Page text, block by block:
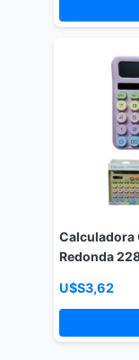
Calculadora
Redonda
U$S3,62